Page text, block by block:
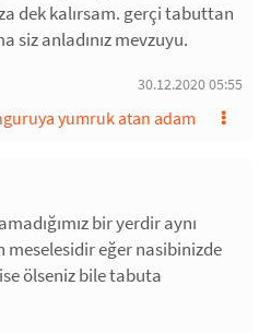
dek kalırsam. gerçi tabuttan
siz anladınız mevzuyu.
30.12.2020 05:55
yumruk atan adam
bir yerdir aynı
eğer nasibinizde
ölseniz bile tabuta